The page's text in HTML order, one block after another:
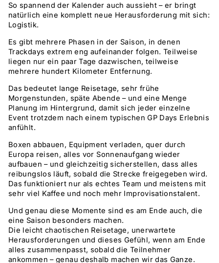
So spannend der Kalender auch aussieht – er bringt
natürlich eine komplett neue Herausforderung mit sich:
Logistik.
Es gibt mehrere Phasen in der Saison, in denen
Trackdays extrem eng aufeinander folgen. Teilweise
liegen nur ein paar Tage dazwischen, teilweise
mehrere hundert Kilometer Entfernung.
Das bedeutet lange Reisetage, sehr frühe
Morgenstunden, späte Abende – und eine Menge
Planung im Hintergrund, damit sich jeder einzelne
Event trotzdem nach einem typischen GP Days Erlebnis
anfühlt.
Boxen abbauen, Equipment verladen, quer durch
Europa reisen, alles vor Sonnenaufgang wieder
aufbauen – und gleichzeitig sicherstellen, dass alles
reibungslos läuft, sobald die Strecke freigegeben wird.
Das funktioniert nur als echtes Team und meistens mit
sehr viel Kaffee und noch mehr Improvisationstalent.
Und genau diese Momente sind es am Ende auch, die
eine Saison besonders machen.
Die leicht chaotischen Reisetage, unerwartete
Herausforderungen und dieses Gefühl, wenn am Ende
alles zusammenpasst, sobald die Teilnehmer
ankommen – genau deshalb machen wir das Ganze.